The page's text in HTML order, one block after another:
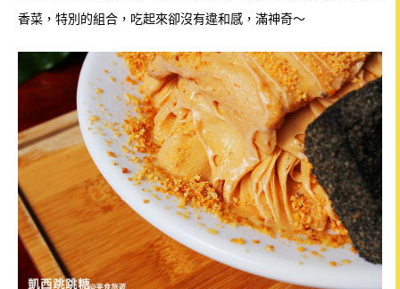
香菜，特別的組合，吃起來卻沒有違和感，滿神奇～